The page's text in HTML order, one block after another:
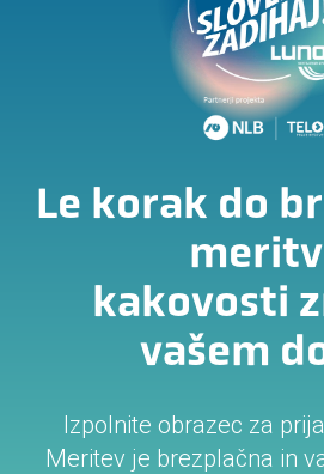
Le korak do
kakovosti
vašem
Izpolnite obrazec za
Meritev je brezplačna in